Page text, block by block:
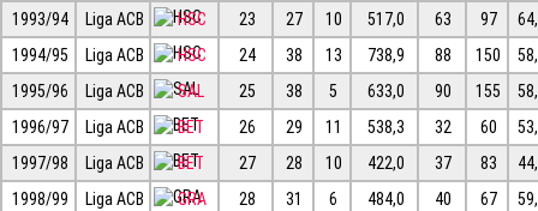
1993/94
Liga ACB HSC 23 27 10 517,0 63 97
1994/95
Liga ACB HSC 24 38 13 738,9 88 150
1995/96
Liga ACB SAL 25 38 5 633,0 90 155
1996/97
Liga ACB BET 26 29 11 538,3 32 60
1997/98
Liga ACB BET 27 28 10 422,0 37 83
1998/99
Liga ACB GRA 28 31 6 484,0 40 67